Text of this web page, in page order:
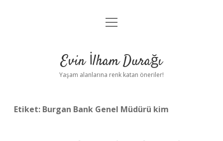
Anasayfa
Yasal Uyarı
menüyü
Evin İlham Durağı
Yaşam alanlarına renk katan öneriler!
Etiket: Burgan Bank Genel Müdürü kim